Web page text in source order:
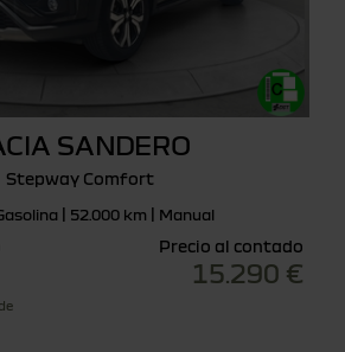
SANDERO
Stepway Comfort
| 52.000 km | Manual
Precio al contado
15.290 €